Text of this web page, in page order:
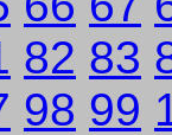
82 83
98 99